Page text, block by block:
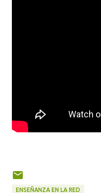
ENSEÑANZA EN LA RED